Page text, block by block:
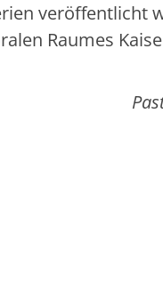
veröffentlicht
Raumes